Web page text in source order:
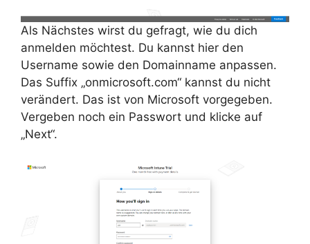
Als Nächstes wirst du gefragt, wie du dich
anmelden möchtest. Du kannst hier den
Username sowie den Domainname anpassen.
Das Suffix „onmicrosoft.com“ kannst du nicht
verändert. Das ist von Microsoft vorgegeben.
Vergeben noch ein Passwort und klicke auf
„Next“.